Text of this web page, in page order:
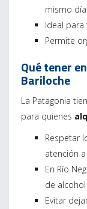
mismo día.
Ideal para
Permite
Qué tener
Bariloche
La Patagonia
para quienes
Respetar
atención
En Río
de
Evitar